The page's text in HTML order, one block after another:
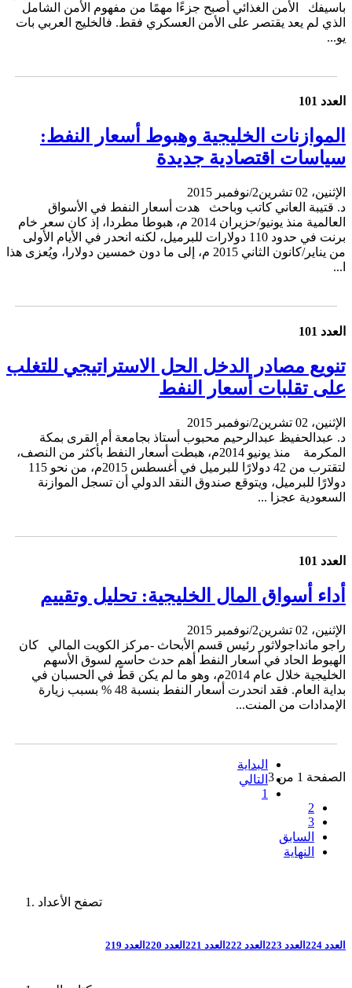
باسيفك الأمن الغذائي أصبح جزءًا مهمًا من مفهوم الأمن الشامل
الذي لم يعد يقتصر على الأمن العسكري فقط. فالخليج العربي بات
يو...
العدد 101
الموازنات الخليجية وهبوط أسعار النفط:
سياسات اقتصادية جديدة
الإثنين، 02 تشرين2/نوفمبر 2015
د. قتيبة العاني كاتب وباحث هدت أسعار النفط في الأسواق
العالمية منذ يونيو/حزيران 2014 م، هبوطا مطردا، إذ كان سعر خام
برنت في حدود 110 دولارات للبرميل، لكنه انحدر في الأيام الأولى
من يناير/كانون الثاني 2015 م، إلى ما دون خمسين دولارا، ويُعزى هذا
ا...
العدد 101
تنويع مصادر الدخل الحل الاستراتيجي للتغلب
على تقلبات أسعار النفط
الإثنين، 02 تشرين2/نوفمبر 2015
د. عبدالحفيظ عبدالرحيم محبوب أستاذ بجامعة أم القرى بمكة
المكرمة منذ يونيو 2014م، هبطت أسعار النفط بأكثر من النصف،
لتقترب من 42 دولارًا للبرميل في أغسطس 2015م، من نحو 115
دولارًا للبرميل، ويتوقع صندوق النقد الدولي أن تسجل الموازنة
السعودية عجزا ...
العدد 101
أداء أسواق المال الخليجية: تحليل وتقييم
الإثنين، 02 تشرين2/نوفمبر 2015
راجو مانداجولاثور رئيس قسم الأبحاث -مركز الكويت المالي كان
الهبوط الحاد في أسعار النفط أهم حدث حاسم لسوق الأسهم
الخليجية خلال عام 2014م، وهو ما لم يكن قطّ في الحسبان في
بداية العام. فقد انحدرت أسعار النفط بنسبة 48 % بسبب زيارة
الإمدادات من المنت...
الصفحة 1 من 3
البداية
التالي
1
2
3
السابق
النهاية
تصفح الأعداد
العدد 224 العدد 223 العدد 222 العدد 221 العدد 220 العدد 219